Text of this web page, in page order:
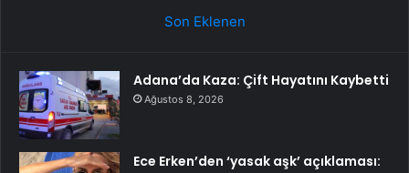
Son Eklenen
Adana’da Kaza: Çift Hayatını Kaybetti
Ağustos 8, 2026
Ece Erken’den ‘yasak aşk’ açıklaması: